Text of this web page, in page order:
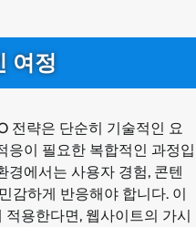
여정
전략은 단순히 기술적인 요
응이 필요한 복합적인 과정입
경에서는 사용자 경험, 콘텐
감하게 반응해야 합니다. 이
용한다면, 웹사이트의 가시